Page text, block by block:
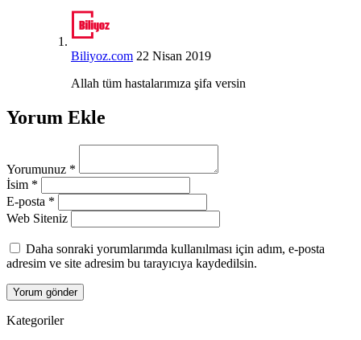
Biliyoz.com 22 Nisan 2019
Allah tüm hastalarımıza şifa versin
Yorum Ekle
Yorumunuz *
İsim *
E-posta *
Web Siteniz
Daha sonraki yorumlarımda kullanılması için adım, e-posta
adresim ve site adresim bu tarayıcıya kaydedilsin.
Kategoriler